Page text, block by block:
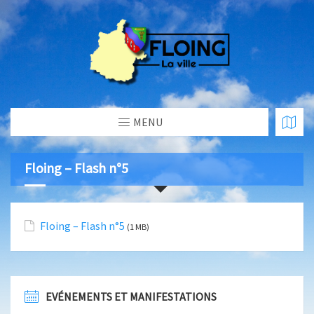
MENU
Floing – Flash n°5
Floing – Flash n°5 (1 MB)
EVÉNEMENTS ET MANIFESTATIONS